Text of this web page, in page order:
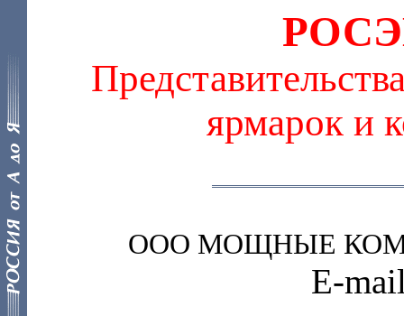
ярмарок и
ООО МОЩНЫЕ
E-